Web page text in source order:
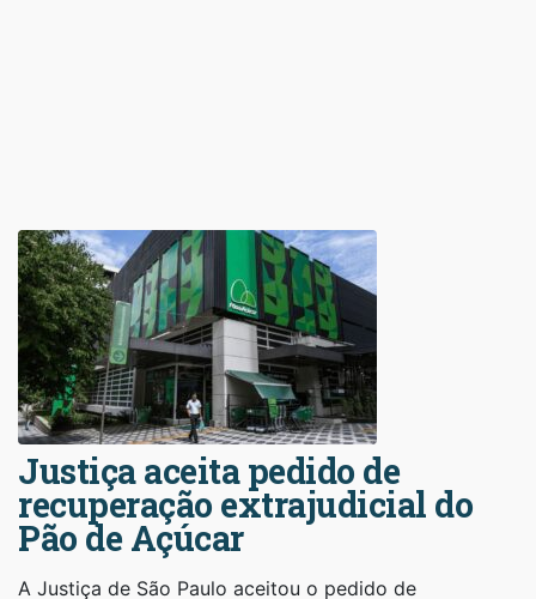
Justiça aceita pedido de
recuperação extrajudicial do
Pão de Açúcar
A Justiça de São Paulo aceitou o pedido de